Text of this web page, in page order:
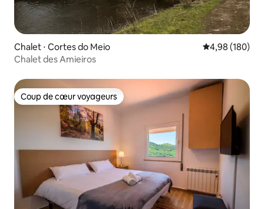
Chalet ⋅ Cortes do Meio Évaluation
4,98 (180)
Chalet des Amieiros
Coup de cœur voyageurs
Coup de cœur voyageurs